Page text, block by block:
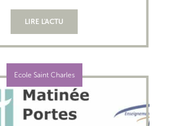
LIRE L'ACTU
Ecole Saint Charles